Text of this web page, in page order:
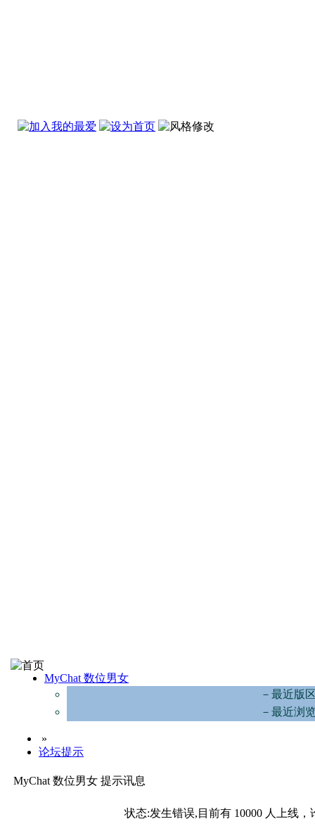
MyChat 数位男女
－最近版
－最近浏
»
论坛提示
MyChat 数位男女 提示讯息
状态:发生错误,目前有 10000 人上线